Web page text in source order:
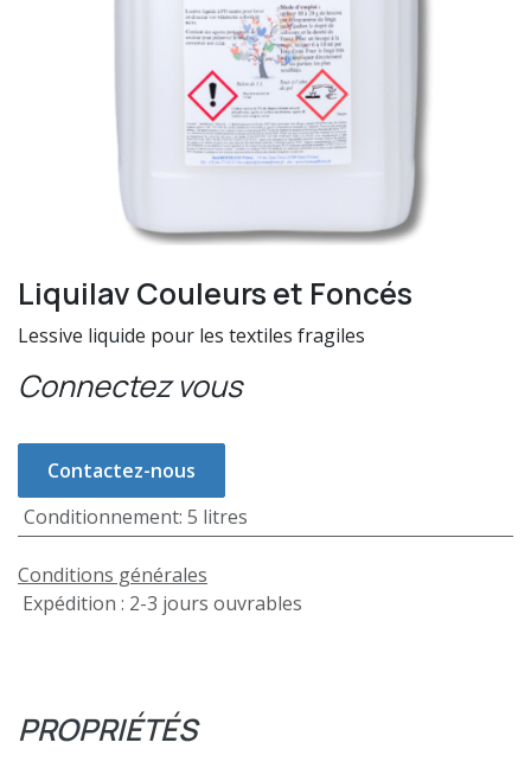
Liquilav Couleurs et Foncés
Lessive liquide pour les textiles fragiles
Connectez vous
Contactez-nous
Conditionnement: 5 litres
Conditions générales
Expédition : 2-3 jours ouvrables
PROPRIÉTÉS